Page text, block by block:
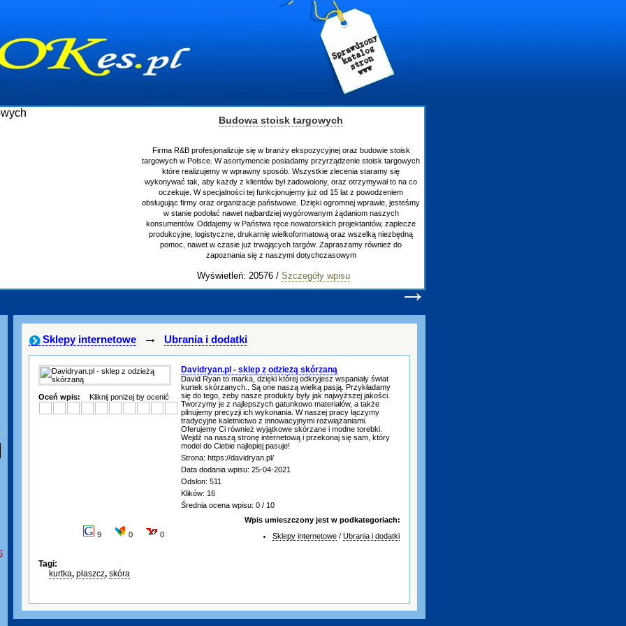
Budowa stoisk targowych
Firma R&B profesjonalizuje się w branży ekspozycyjnej oraz budowie stoisk
targowych w Polsce. W asortymencie posiadamy przyrządzenie stoisk targowych
które realizujemy w wprawny sposób. Wszystkie zlecenia staramy się
wykonywać tak, aby każdy z klientów był zadowolony, oraz otrzymywał to na co
oczekuje. W specjalności tej funkcjonujemy już od 15 lat z powodzeniem
obsługując firmy oraz organizacje państwowe. Dzięki ogromnej wprawie, jesteśmy
w stanie podołać nawet najbardziej wygórowanym żądaniom naszych
konsumentów. Oddajemy w Państwa ręce nowatorskich projektantów, zaplecze
produkcyjne, logistyczne, drukarnię wielkoformatową oraz wszelką niezbędną
pomoc, nawet w czasie już trwających targów. Zapraszamy również do
zapoznania się z naszymi dotychczasowym
Wyświetleń: 20576 / Szczegóły wpisu
→
Sklepy internetowe → Ubrania i dodatki
Oceń wpis: Kliknij poniżej by ocenić
Davidryan.pl - sklep z odzieżą skórzaną
David Ryan to marka, dzięki której odkryjesz wspaniały świat
kurtek skórzanych.. Są one naszą wielką pasją. Przykładamy
się do tego, żeby nasze produkty były jak najwyższej jakości.
Tworzymy je z najlepszych gatunkowo materiałów, a także
pilnujemy precyzji ich wykonania. W naszej pracy łączymy
tradycyjne kaletnictwo z innowacyjnymi rozwiązaniami.
Oferujemy Ci również wyjątkowe skórzane i modne torebki.
Wejdź na naszą stronę internetową i przekonaj się sam, który
model do Ciebie najlepiej pasuje!
Strona: https://davidryan.pl/
Data dodania wpisu: 25-04-2021
Odsłon: 511
Klików: 16
Średnia ocena wpisu: 0 / 10
9 0 0
Wpis umieszczony jest w podkategoriach:
Sklepy internetowe / Ubrania i dodatki
Tagi:
kurtka, płaszcz, skóra